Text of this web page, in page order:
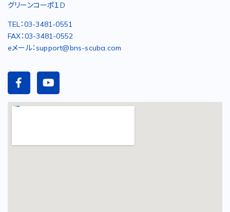
グリーンコーポ１D
TEL：03-3481-0551
FAX：03-3481-0552
eメール：support@bns-scuba.com